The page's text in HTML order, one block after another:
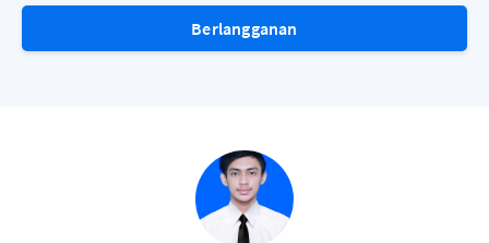
Berlangganan